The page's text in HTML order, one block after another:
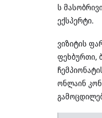
ს
ექსპერტი.
ვიზიტის
ფეხბურთი,
ონლაინ